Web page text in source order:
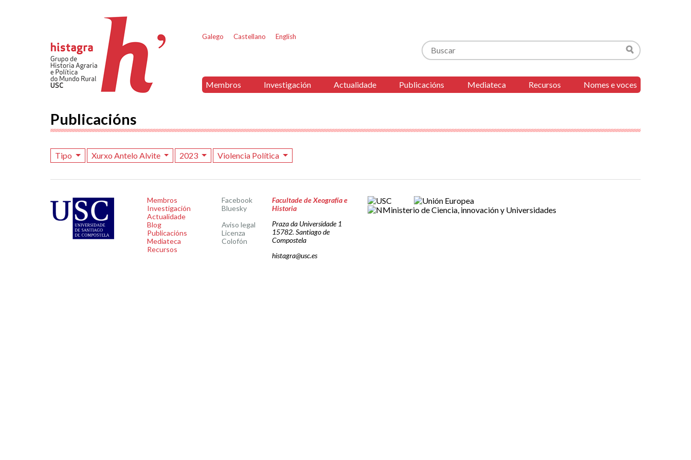
Galego Castellano English
Buscar
Buscar
Membros Investigación Actualidade Publicacións Mediateca Recursos Nomes e voces
Publicacións
Tipo Xurxo Antelo Alvite 2023 Violencia Política
Membros
Investigación
Actualidade
Blog
Publicacións
Mediateca
Recursos
Facebook
Bluesky
Aviso legal
Licenza
Colofón
Facultade de Xeografía e
Historia
Praza da Universidade 1
15782. Santiago de
Compostela
histagra@usc.es